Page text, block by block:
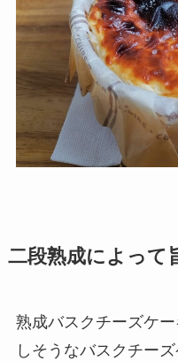
二段熟成によって
熟成バスクチーズケ
しそうなバスクチー